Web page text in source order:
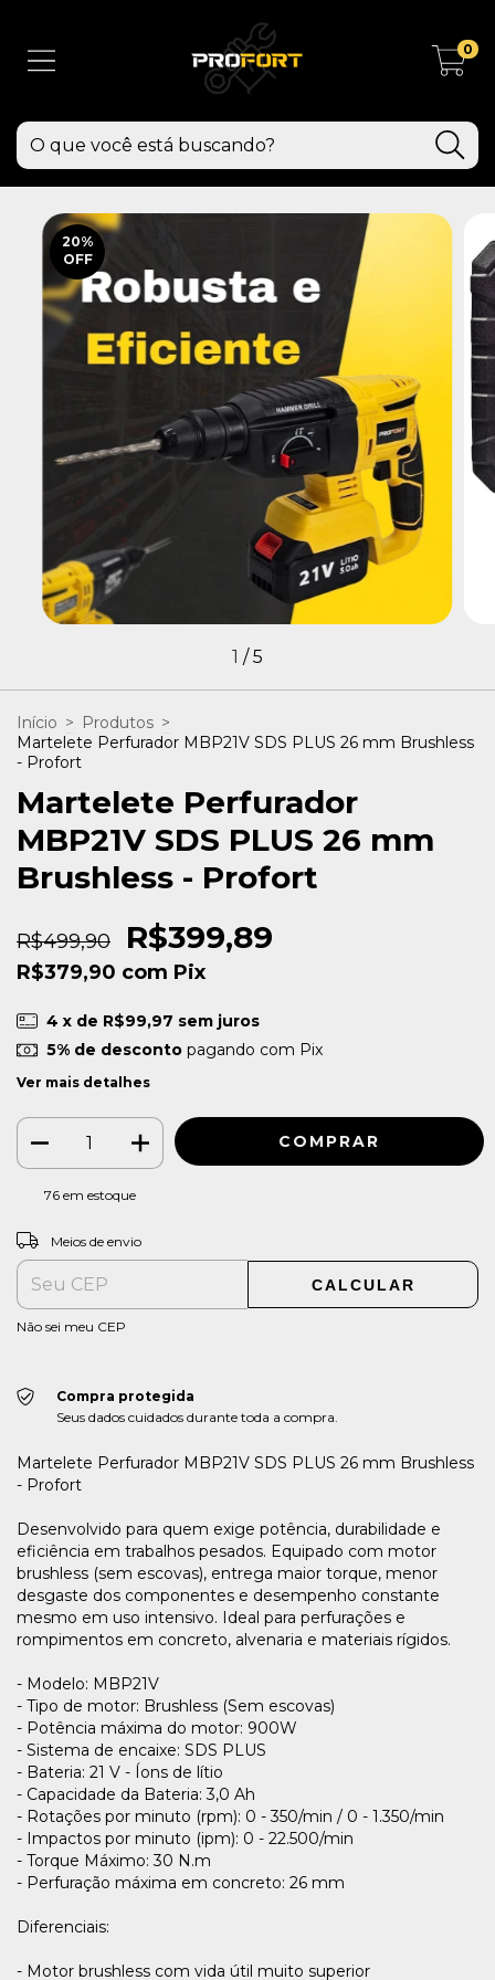
0
20%
OFF
1 /5
Início > Produtos >
Martelete Perfurador MBP21V SDS PLUS 26 mm Brushless
- Profort
Martelete Perfurador
MBP21V SDS PLUS 26 mm
Brushless - Profort
R$499,90 R$399,89
R$379,90 com Pix
4 x de R$99,97 sem juros
5% de descontopagando com Pix
Ver mais detalhes
76em estoque
Entregas para o CEP:
Meios de envio
CALCULAR
Não sei meu CEP
Compra protegida
Seus dados cuidados durante toda a compra.
Martelete Perfurador MBP21V SDS PLUS 26 mm Brushless
- Profort
Desenvolvido para quem exige potência, durabilidade e
eficiência em trabalhos pesados. Equipado com motor
brushless (sem escovas), entrega maior torque, menor
desgaste dos componentes e desempenho constante
mesmo em uso intensivo. Ideal para perfurações e
rompimentos em concreto, alvenaria e materiais rígidos.
- Modelo: MBP21V
- Tipo de motor: Brushless (Sem escovas)
- Potência máxima do motor: 900W
- Sistema de encaixe: SDS PLUS
- Bateria: 21 V - Íons de lítio
- Capacidade da Bateria: 3,0 Ah
- Rotações por minuto (rpm): 0 - 350/min / 0 - 1.350/min
- Impactos por minuto (ipm): 0 - 22.500/min
- Torque Máximo: 30 N.m
- Perfuração máxima em concreto: 26 mm
Diferenciais:
- Motor brushless com vida útil muito superior